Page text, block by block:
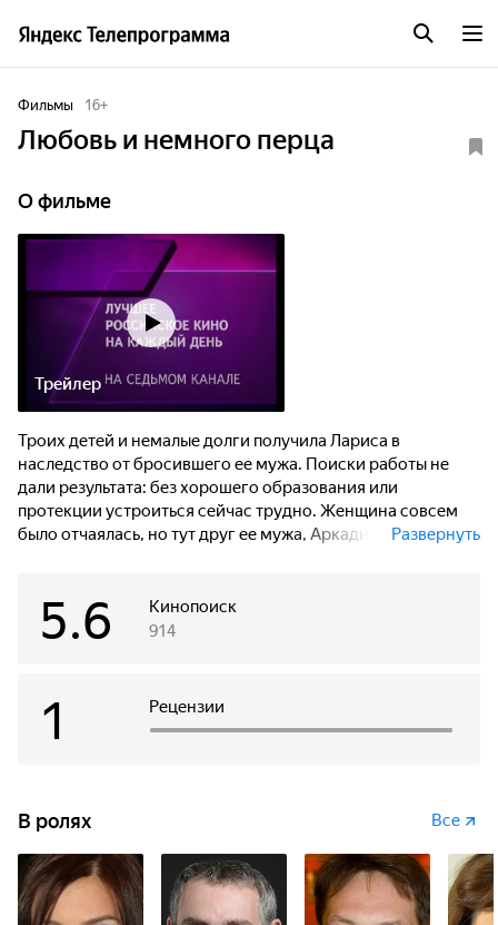
Фильмы 16+
Любовь и немного перца
О фильме
Трейлер
Троих детей и немалые долги получила Лариса в
наследство от бросившего ее мужа. Поиски работы не
дали результата: без хорошего образования или
протекции устроиться сейчас трудно. Женщина совсем
было отчаялась, но тут друг ее мужа, Аркадий, вспомнил о
Аркадий и его начальник Дима стали постоянными
не мог устоять ни один мужчина…
Не сказав ни слова Ларисе, Аркадий выплачивает долг ее
Развернуть
Кинопоиск
5.6 914
Рецензии
1
В ролях Все